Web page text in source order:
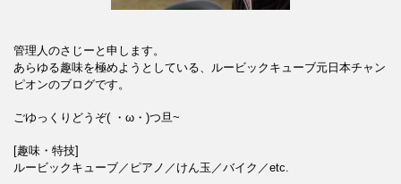
管理人のさじーと申します。
あらゆる趣味を極めようとしている、ルービックキューブ元日本チャン
ピオンのブログです。
ごゆっくりどうぞ( ・ω・)つ旦~
[趣味・特技]
ルービックキューブ／ピアノ／けん玉／バイク／etc.